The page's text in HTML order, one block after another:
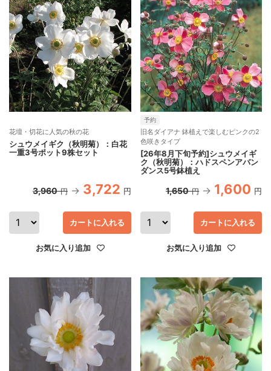
花壇・切花に人気の秋の花
シュウメイギク（秋明菊）：白花
一重3号ポット9株セット
3,960 円 3,722 円
お気に入り追加
カートに入れる
予約
旧名ダイアナ 鉢植えで楽しむピンクの2
色咲きタイプ
[26年8月下旬予約]シュウメイギ
ク（秋明菊）：ハドスペンアバン
ダンス5号鉢植え
1,650 円 1,600 円
お気に入り追加
カートに入れる